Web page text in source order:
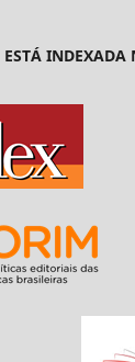
ESTÁ INDEXADA